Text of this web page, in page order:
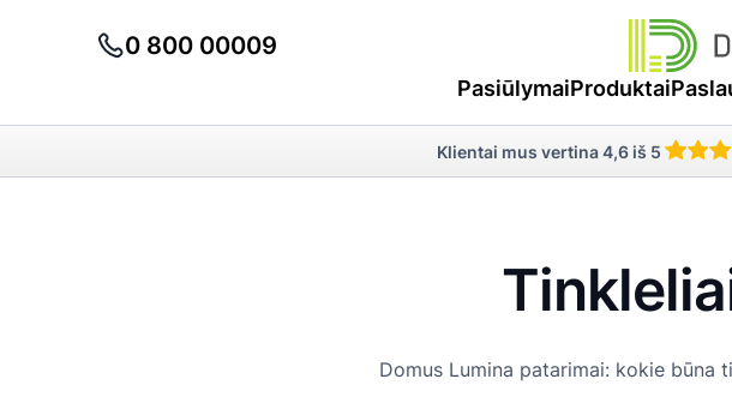
0 800 00009
PasiūlymaiProduktai
Klientai mus vertina 4,6 iš 5
Domus Lumina patarimai: kokie būna
vabzdžių
vabzdžių: nuo patikimos apsaugos
iki mažesnių kondicionavimo išlaidų.
Plisuoti tinkleliai nuo
moderni apsauga